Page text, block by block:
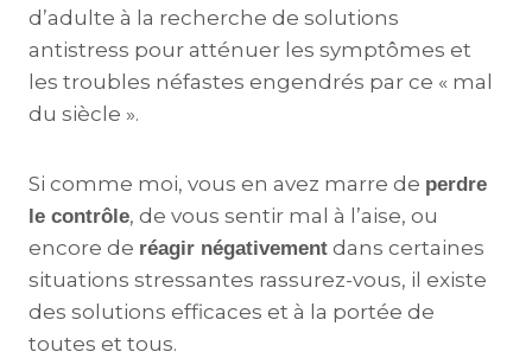
d’adulte à la recherche de solutions
antistress pour atténuer les symptômes et
les troubles néfastes engendrés par ce « mal
du siècle ».
Si comme moi, vous en avez marre de perdre
le contrôle, de vous sentir mal à l’aise, ou
encore de réagir négativement dans certaines
situations stressantes rassurez-vous, il existe
des solutions efficaces et à la portée de
toutes et tous.